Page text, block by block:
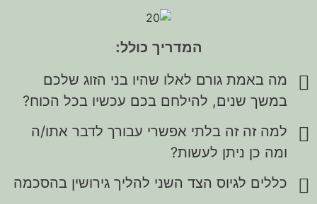
המדריך כולל:
מה באמת גורם לאלו שהיו בני הזוג שלכם
במשך שנים, להילחם בכם עכשיו בכל הכוח?
למה זה זה בלתי אפשרי עבורך לדבר אתו/ה
ומה כן ניתן לעשות?
כללים לגיוס הצד השני להליך גירושין בהסכמה